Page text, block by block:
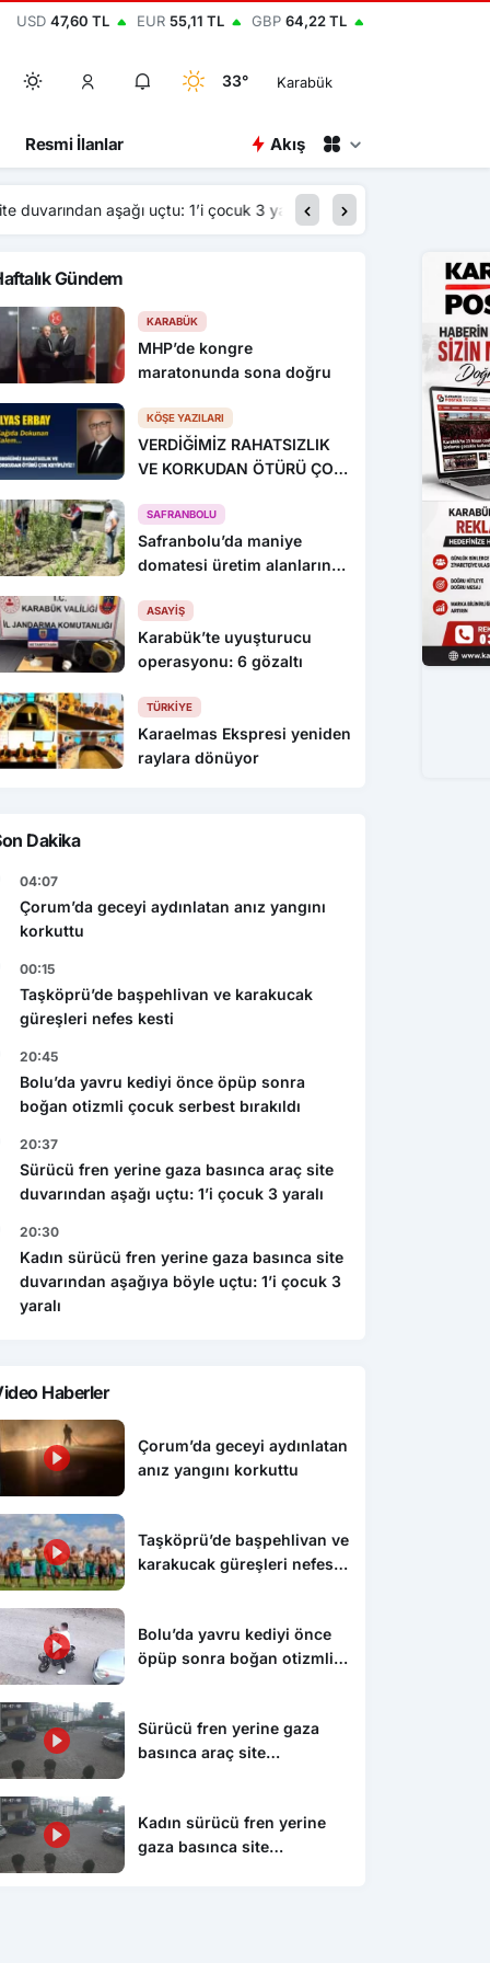
USD 47,60 TL EUR 55,11 TL GBP 64,22 TL
33° Karabük
Resmi İlanlar Akış
20:30 Kadın sürücü fren
Gündem
KARABÜK
MHP’de kongre
maratonunda sona doğru
KÖŞE YAZILARI
VERDİĞİMİZ RAHATSIZLIK
VE KORKUDAN ÖTÜRÜ ÇOK
SAFRANBOLU
Safranbolu’da maniye
domatesi üretim alanlarında
ASAYIŞ
Karabük’te uyuşturucu
operasyonu: 6 gözaltı
TÜRKIYE
Karaelmas Ekspresi yeniden
raylara dönüyor
Dakika
04:07
Çorum’da geceyi aydınlatan anız yangını
korkuttu
00:15
Taşköprü’de başpehlivan ve karakucak
güreşleri nefes kesti
20:45
Bolu’da yavru kediyi önce öpüp sonra
boğan otizmli çocuk serbest bırakıldı
20:37
Sürücü fren yerine gaza basınca araç site
duvarından aşağı uçtu: 1’i çocuk 3 yaralı
20:30
Kadın sürücü fren yerine gaza basınca site
duvarından aşağıya böyle uçtu: 1’i çocuk 3
yaralı
Haberler
Çorum’da geceyi aydınlatan
anız yangını korkuttu
Taşköprü’de başpehlivan ve
karakucak güreşleri nefes
Bolu’da yavru kediyi önce
öpüp sonra boğan otizmli
Sürücü fren yerine gaza
basınca araç site
Kadın sürücü fren yerine
gaza basınca site